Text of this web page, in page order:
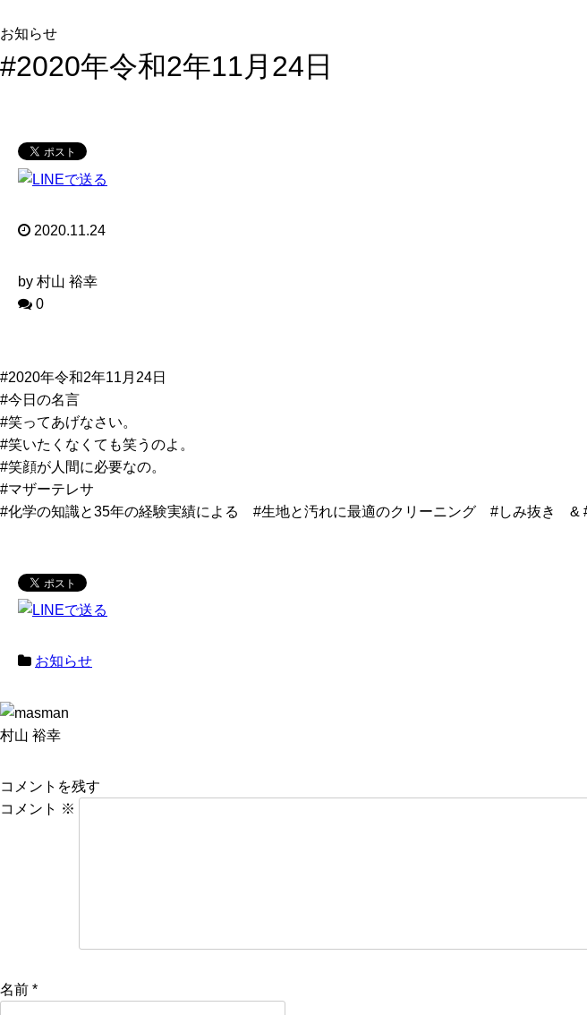
お知らせ
#2020年令和2年11月24日
2020.11.24
by 村山 裕幸
0
#2020年令和2年11月24日
#今日の名言
#笑ってあげなさい。
#笑いたくなくても笑うのよ。
#笑顔が人間に必要なの。
#マザーテレサ
#化学の知識と35年の経験実績による #生地と汚れに最適のクリーニング #しみ抜
お知らせ
村山 裕幸
コメントを残す
コメント ※
名前 *